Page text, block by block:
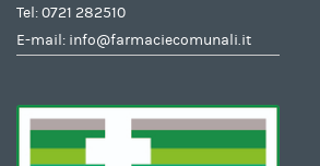
Tel:0721 282510
E-mail: info@farmaciecomunali.it